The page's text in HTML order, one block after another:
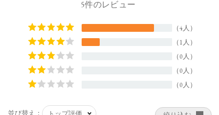
【全成分】
コメ発酵液、アロエベラ液汁、温泉水、カミツレ水、ビター
オレンジ花水、プロパンジオール、ペンチレングリコール、
トレハロース、メチルグルセス-10、PEG-40水添ヒマシ油、グ
リセリン、乳酸桿菌／ハイビスカス花発酵液、サッカロミセ
ス／ハトムギ種子発酵液、セラミドNG、セラミドNP、セラ
ヨウノコギリソウエキス、シャクヤク根エキス、オプンチア